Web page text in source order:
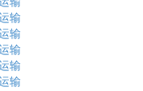
输
输
输
输
输